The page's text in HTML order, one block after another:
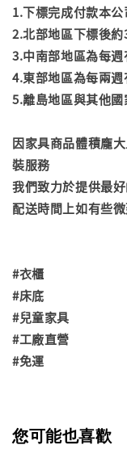
1.下標完成付款本
2.北部地區下標後
3.中南部地區為每
4.東部地區為每兩
5.離島地區與其他
因家具商品體積龐
裝服務
我們致力於提供最
配送時間上如有些
#衣櫃
#床底
#兒童家具
#工廠直營
#免運
您可能也喜歡